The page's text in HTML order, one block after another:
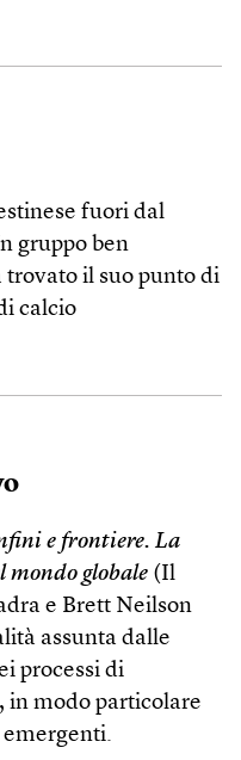
fuori dal
gruppo ben
il suo punto di
calcio
e frontiere. La
globale (Il
e Brett Neilson
assunta dalle
processi di
in modo particolare
emergenti.